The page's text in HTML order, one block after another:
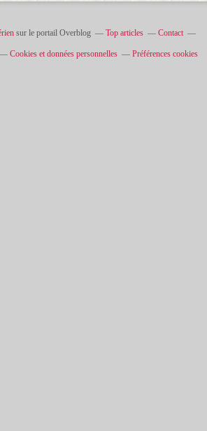
sur le portail Overblog Top articles Contact
Cookies et données personnelles Préférences cookies